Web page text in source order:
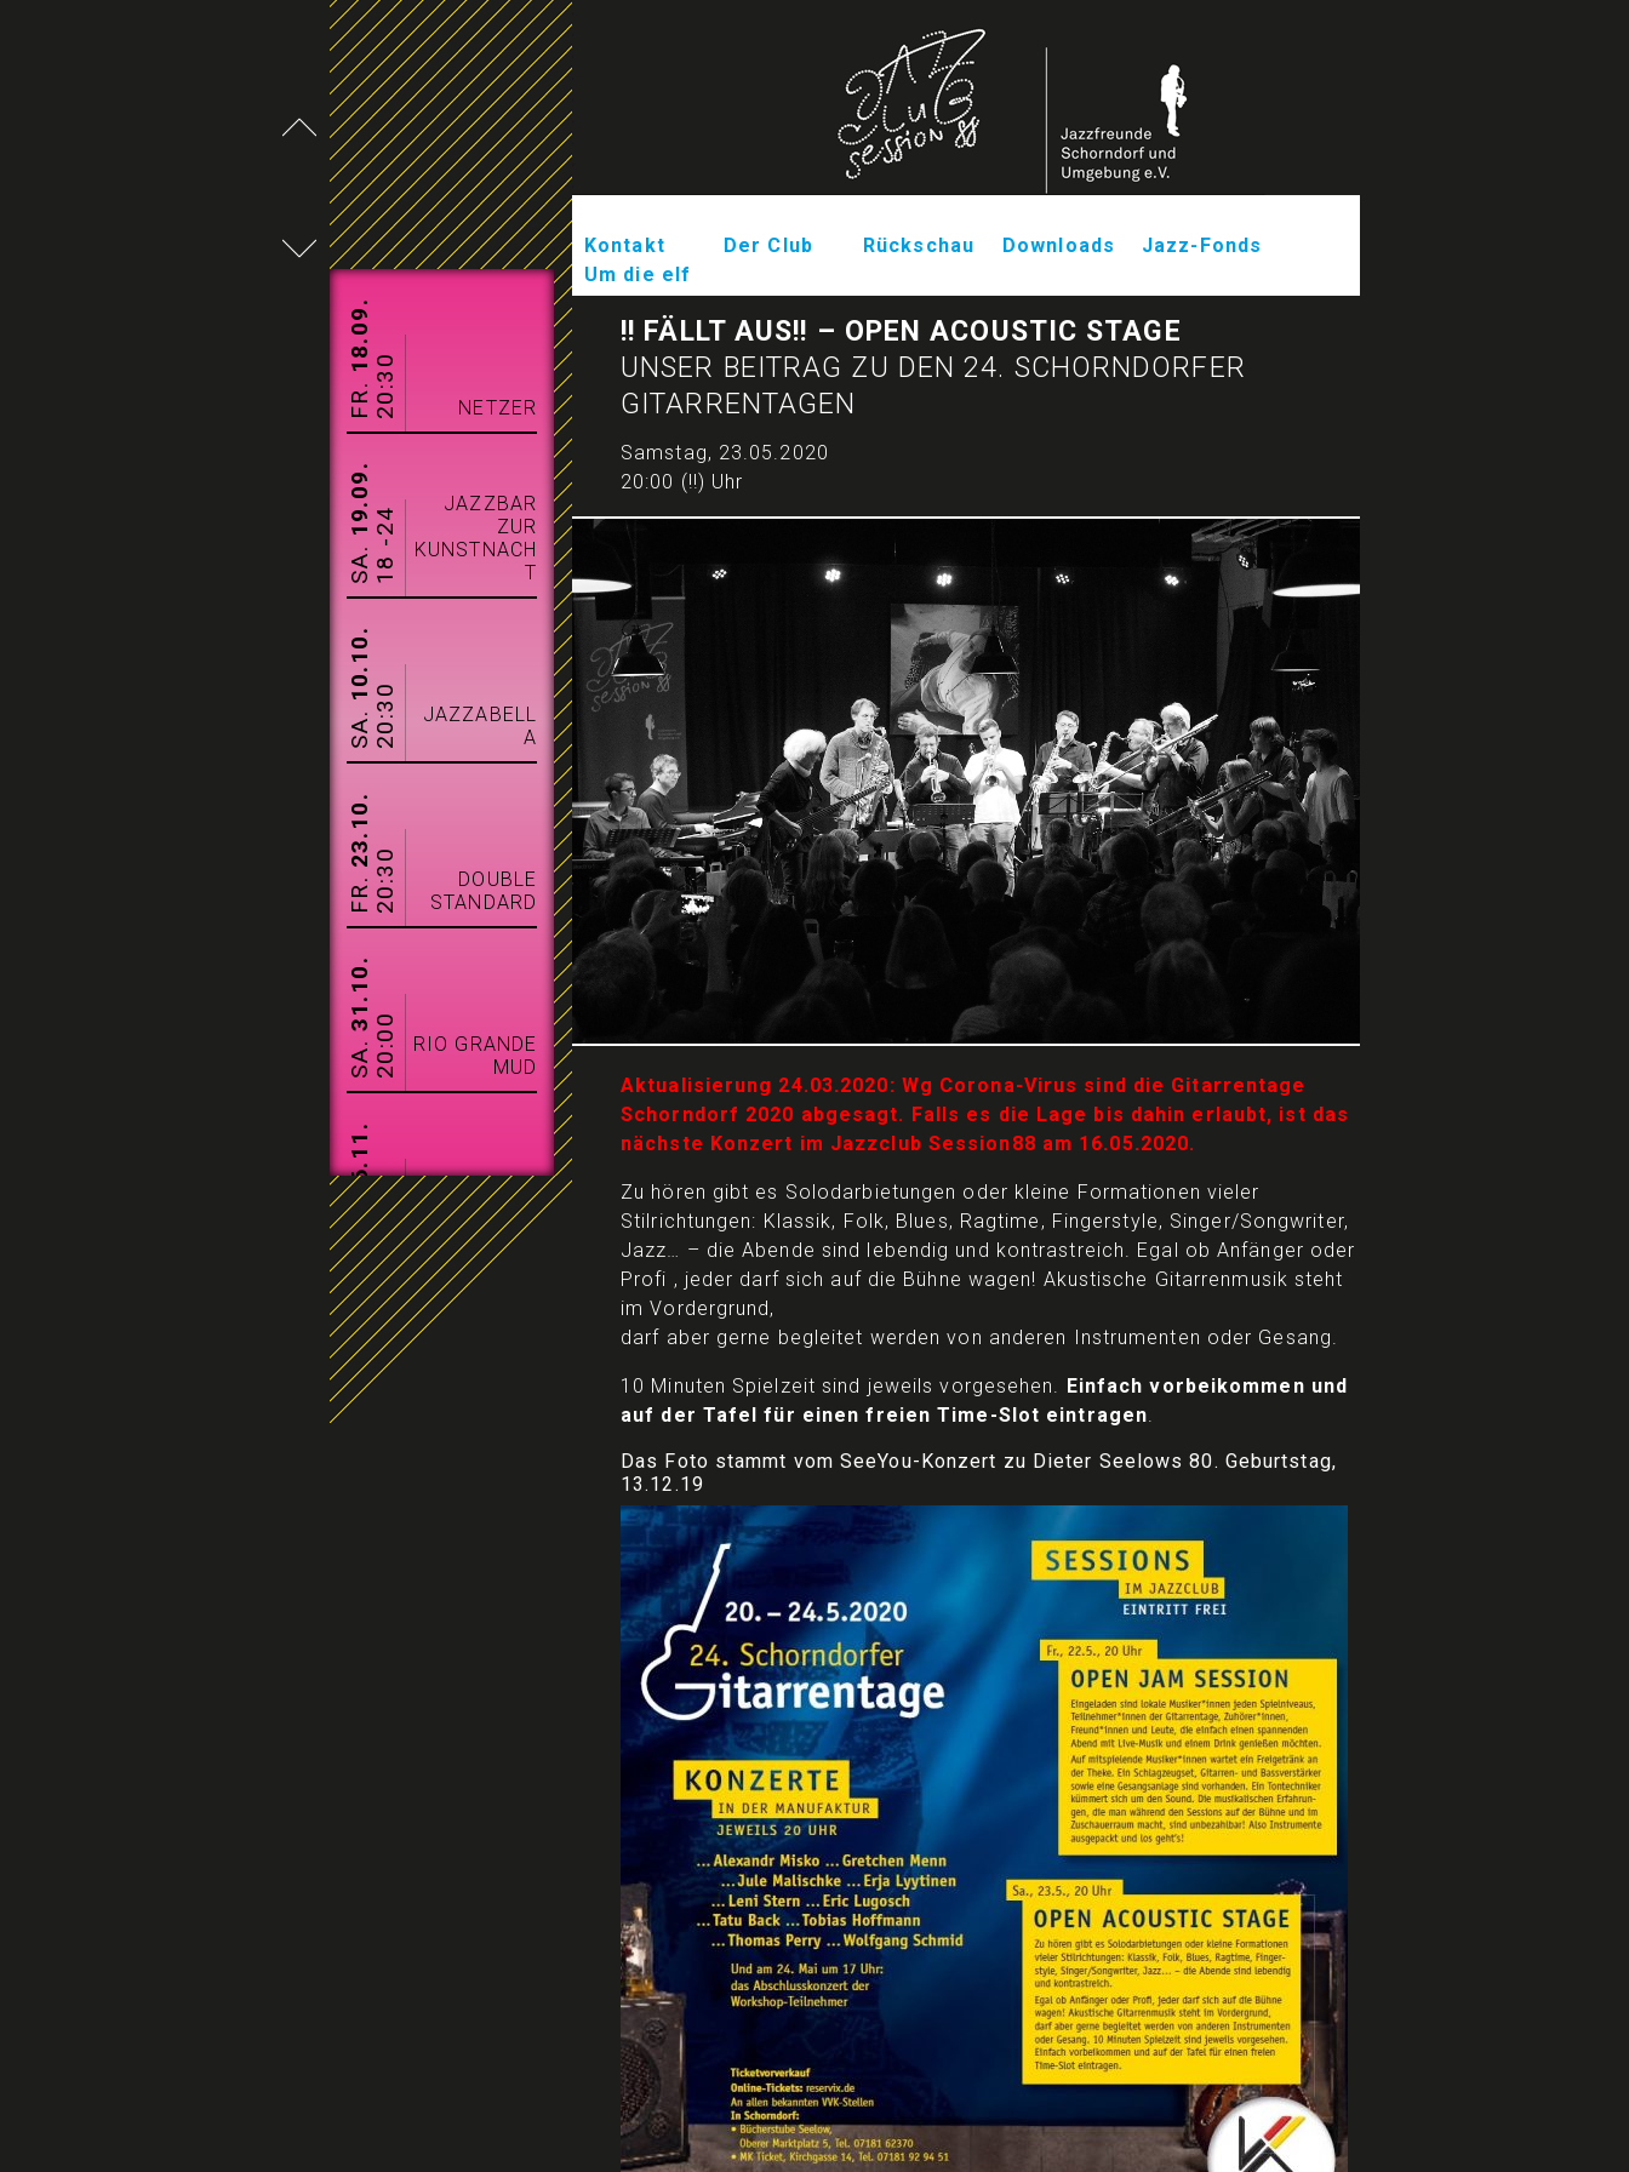
FR.
18.09.
20:30 NETZER
SA.
19.09.
18 -24
JAZZBAR
ZUR
KUNSTNACH
T
SA.
10.10.
20:30
JAZZABELL
A
FR.
23.10.
20:30
DOUBLE
STANDARD
SA.
31.10.
20:00
RIO GRANDE
MUD
FR.
06.11.
20:30
WOLFGANG
SCHMID
FR.
20.11.
20:30
Kontakt Der Club Rückschau Downloads
Jazz-Fonds
Um die elf
!! FÄLLT AUS!! – OPEN ACOUSTIC STAGE
UNSER BEITRAG ZU DEN 24. SCHORNDORFER
GITARRENTAGEN
Samstag, 23.05.2020
20:00 (!!) Uhr
Aktualisierung 24.03.2020: Wg Corona-Virus sind die Gitarrentage
Schorndorf 2020 abgesagt. Falls es die Lage bis dahin erlaubt, ist das
nächste Konzert im Jazzclub Session88 am 16.05.2020.
Zu hören gibt es Solodarbietungen oder kleine Formationen vieler
Stilrichtungen: Klassik, Folk, Blues, Ragtime, Fingerstyle, Singer/Songwriter,
Jazz… – die Abende sind lebendig und kontrastreich. Egal ob Anfänger oder
Profi , jeder darf sich auf die Bühne wagen! Akustische Gitarrenmusik steht
im Vordergrund,
darf aber gerne begleitet werden von anderen Instrumenten oder Gesang.
10 Minuten Spielzeit sind jeweils vorgesehen. Einfach vorbeikommen und
auf der Tafel für einen freien Time-Slot eintragen.
Das Foto stammt vom SeeYou-Konzert zu Dieter Seelows 80. Geburtstag,
13.12.19